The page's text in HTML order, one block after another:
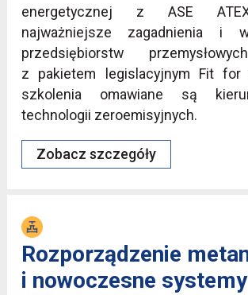
energetycznej z ASE
najważniejsze zagadnienia i
przedsiębiorstw
z pakietem legislacyjnym Fit for
szkolenia omawiane są
technologii zeroemisyjnych.
Zobacz szczegóły
Rozporządzenie
i nowoczesne